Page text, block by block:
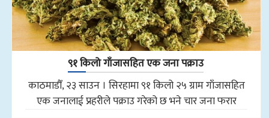
९१ किलो गाँजासहित एक जना पक्राउ
काठमाडौँ, २३ साउन । सिरहामा ९१ किलो २५ ग्राम गाँजासहित
एक जनालाई प्रहरीले पक्राउ गरेको छ भने चार जना फरार